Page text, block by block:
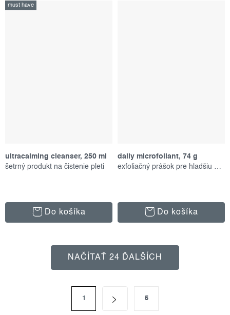
must have
ultracalming cleanser, 250 ml
šetrný produkt na čistenie pleti
Do košíka
daily microfoliant, 74 g
exfoliačný prášok pre hladšiu pleť
Do košíka
NAČÍTAŤ 24 ĎALŠÍCH
1 5